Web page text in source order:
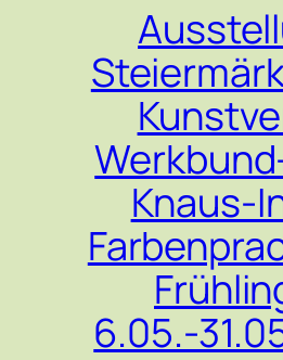
Knaus-
6.05.-